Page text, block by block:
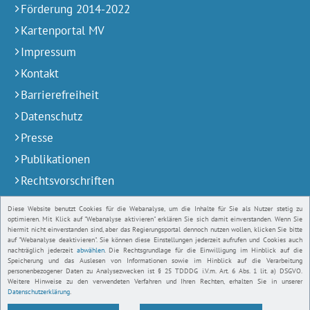
Diese Website benutzt Cookies für die Webanalyse, um die Inhalte für Sie als Nutzer stetig zu
optimieren. Mit Klick auf "Webanalyse aktivieren" erklären Sie sich damit einverstanden. Wenn Sie
hiermit nicht einverstanden sind, aber das Regierungsportal dennoch nutzen wollen, klicken Sie bitte
auf "Webanalyse deaktivieren". Sie können diese Einstellungen jederzeit aufrufen und Cookies auch
nachträglich jederzeit abwählen. Die Rechtsgrundlage für die Einwilligung im Hinblick auf die
Speicherung und das Auslesen von Informationen sowie im Hinblick auf die Verarbeitung
personenbezogener Daten zu Analysezwecken ist § 25 TDDDG i.V.m. Art. 6 Abs. 1 lit. a) DSGVO.
Weitere Hinweise zu den verwendeten Verfahren und Ihren Rechten, erhalten Sie in unserer
Datenschutzerklärung.
Förderung 2014-2022
Kartenportal MV
Impressum
Kontakt
Barrierefreiheit
Datenschutz
Presse
Publikationen
Rechtsvorschriften
Stellenausschreibungen und Praktika
Servicetelefon
Behörden / Institutionen
Bildnachweise